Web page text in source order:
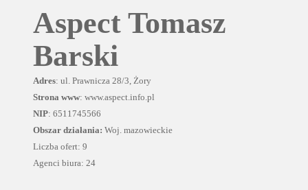
Aspect Tomasz
Barski
Adres: ul. Prawnicza 28/3, Żory
Strona www: www.aspect.info.pl
NIP: 6511745566
Obszar działania: Woj. mazowieckie
Liczba ofert: 9
Agenci biura: 24